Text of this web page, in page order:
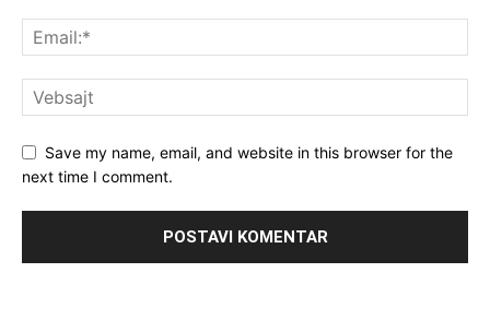
Save my name, email, and website in this browser for the
next time I comment.